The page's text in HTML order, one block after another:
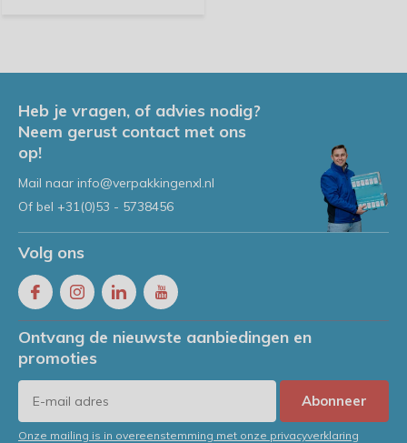
Heb je vragen, of advies nodig?
Neem gerust contact met ons
op!
Mail naar info@verpakkingenxl.nl
Of bel +31(0)53 - 5738456
Volg ons
Ontvang de nieuwste aanbiedingen en
promoties
Abonneer
Onze mailing is in overeenstemming met onze privacyverklaring